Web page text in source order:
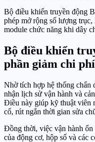
Bộ điều khiển truyền động
phép mở rộng số lượng trục,
module chức năng khi dây
Bộ điều khiển
phần giảm chi
Nhờ tích hợp hệ thống chẩn
nhận lịch sử vận hành và
Điều này giúp kỹ thuật viên
cố, rút ngắn thời gian sửa
Đồng thời, việc vận hành
của động cơ, hộp số và các